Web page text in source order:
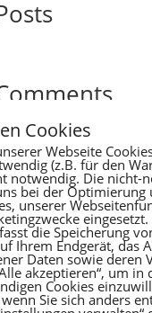
vorhanden.
Cookies
Webseite
(z.B. für den
notwendig. Die nicht-
bei der Optimierung
unserer
eingesetzt.
die Speicherung
Ihrem Endgerät, das
Daten sowie deren
akzeptieren“, um in
Cookies
Sie sich anders